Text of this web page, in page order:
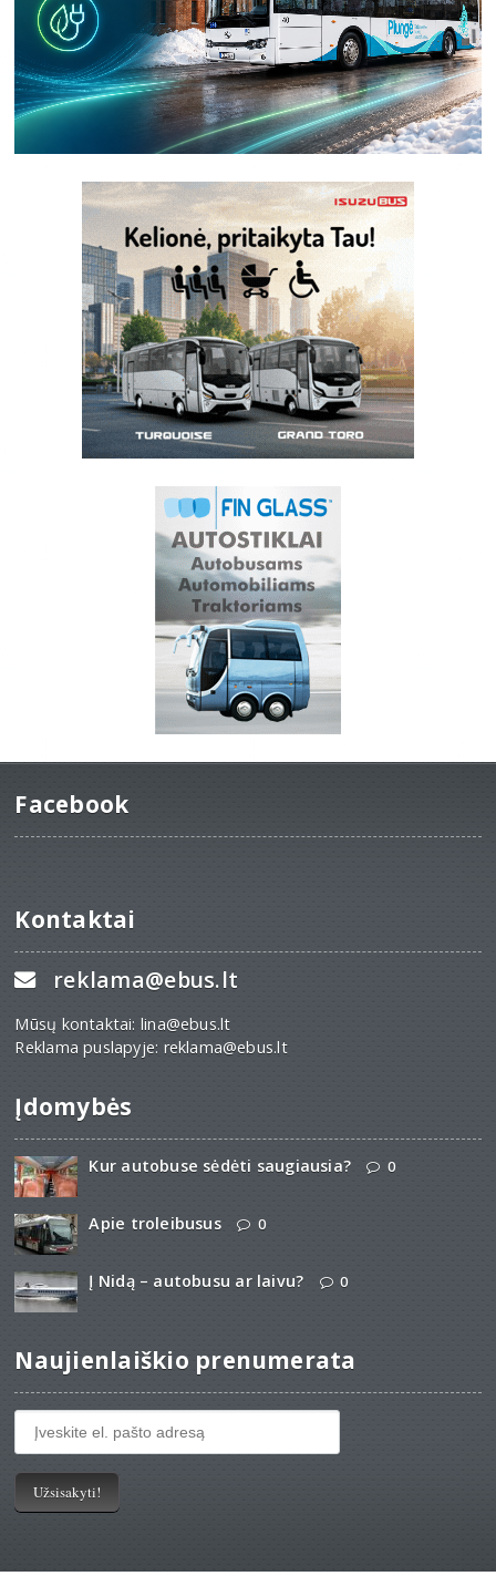
Facebook
Kontaktai
reklama@ebus.lt
Mūsų kontaktai: lina@ebus.lt
Reklama puslapyje: reklama@ebus.lt
Įdomybės
Kur autobuse sėdėti saugiausia? 0
Apie troleibusus 0
Į Nidą – autobusu ar laivu? 0
Naujienlaiškio prenumerata